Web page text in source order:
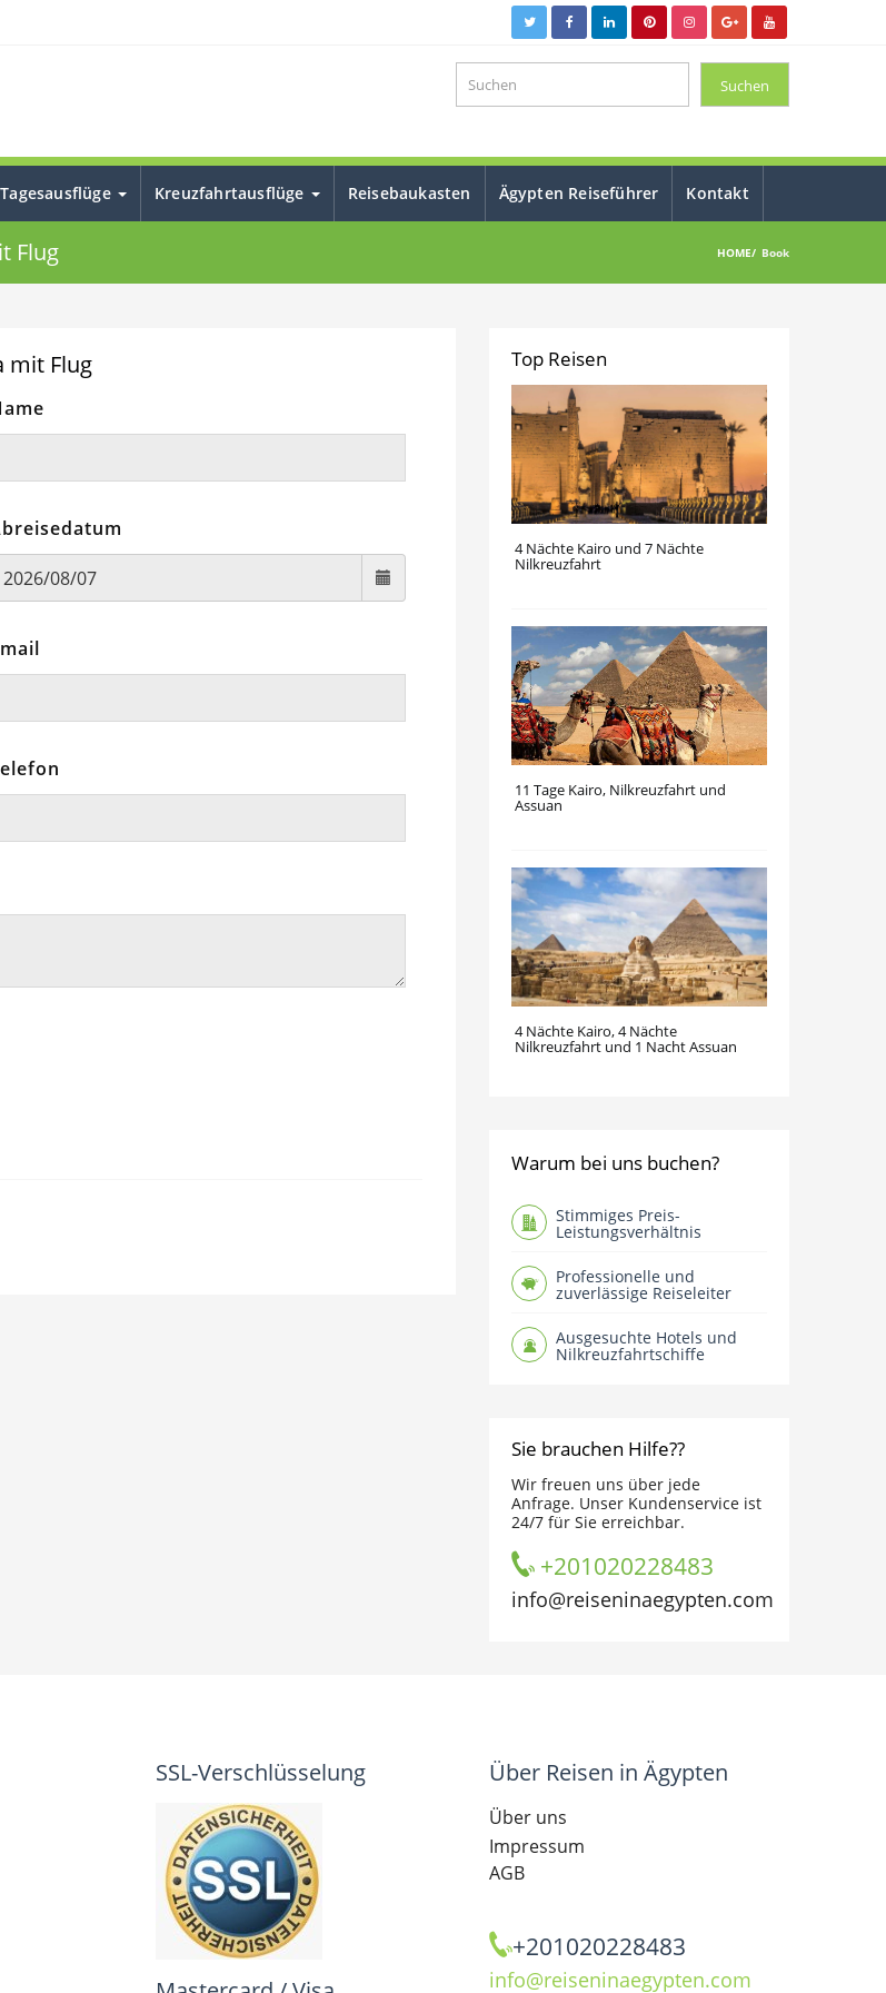
Tagesausflüge Kreuzfahrtausflüge Reisebaukasten Ägypten Reiseführer Kontakt
Flug HOME Book
mit Flug Top Reisen
4 Nächte Kairo und 7 Nächte
Nilkreuzfahrt
11 Tage Kairo, Nilkreuzfahrt und
Assuan
4 Nächte Kairo, 4 Nächte
Nilkreuzfahrt und 1 Nacht Assuan
Warum bei uns buchen?
Stimmiges Preis-
Leistungsverhältnis
Professionelle und
zuverlässige Reiseleiter
Ausgesuchte Hotels und
Nilkreuzfahrtschiffe
Sie brauchen Hilfe??
Wir freuen uns über jede
Anfrage. Unser Kundenservice ist
24/7 für Sie erreichbar.
+201020228483
info@reiseninaegypten.com
SSL-Verschlüsselung Über Reisen in Ägypten
Über uns
Impressum
AGB
+201020228483
info@reiseninaegypten.com